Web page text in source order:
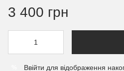
3 400 грн
Ввійти для відображення